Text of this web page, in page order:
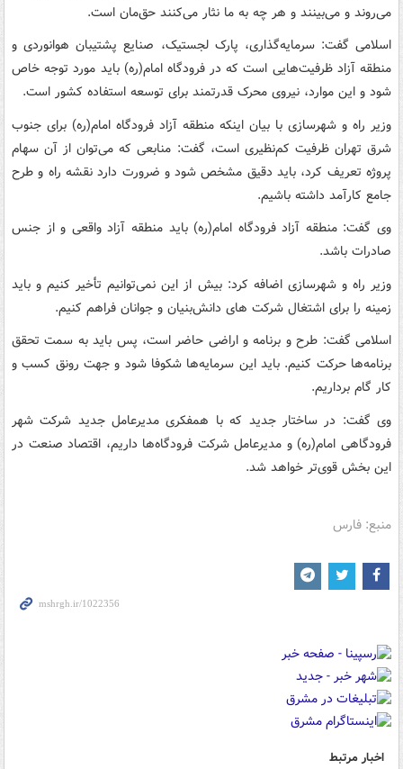
می‌روند و می‌بینند و هر چه به ما نثار می‌کنند حق‌مان است.
اسلامی گفت: سرمایه‌گذاری، پارک لجستیک، صنایع پشتیبان هوانوردی و
منطقه آزاد ظرفیت‌هایی است که در فرودگاه امام(ره) باید مورد توجه خاص
شود و این موارد، نیروی محرک قدرتمند برای توسعه استفاده کشور است.
وزیر راه و شهرسازی با بیان اینکه منطقه آزاد فرودگاه امام(ره) برای جنوب
شرق تهران ظرفیت کم‌نظیری است، گفت: منابعی که می‌توان از آن سهام
پروژه تعریف کرد، باید دقیق مشخص شود و ضرورت دارد نقشه راه و طرح
جامع کارآمد داشته باشیم.
وی گفت: منطقه آزاد فرودگاه امام(ره) باید منطقه آزاد واقعی و از جنس
صادرات باشد.
وزیر راه و شهرسازی اضافه کرد: بیش از این نمی‌توانیم تأخیر کنیم و باید
زمینه را برای اشتغال شرکت های دانش‌بنیان و جوانان فراهم کنیم.
اسلامی گفت: طرح و برنامه و اراضی حاضر است، پس باید به سمت تحقق
برنامه‌ها حرکت کنیم. باید این سرمایه‌ها شکوفا شود و جهت رونق کسب و
کار گام برداریم.
وی گفت: در ساختار جدید که با همفکری مدیرعامل جدید شرکت شهر
فرودگاهی امام(ره) و مدیرعامل شرکت فرودگاه‌ها داریم، اقتصاد صنعت در
این بخش قوی‌تر خواهد شد.
منبع: فارس
اخبار مرتبط